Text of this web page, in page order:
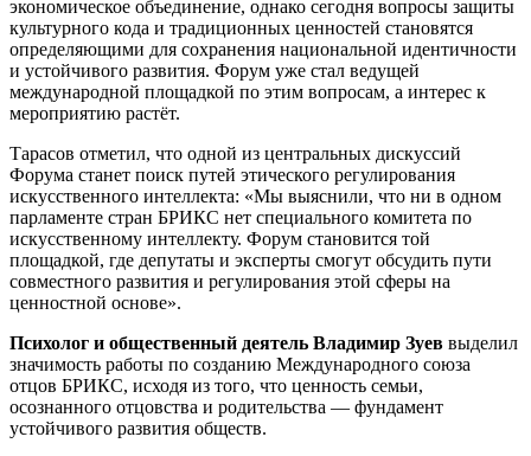
экономическое объединение, однако сегодня вопросы защиты
культурного кода и традиционных ценностей становятся
определяющими для сохранения национальной идентичности
и устойчивого развития. Форум уже стал ведущей
международной площадкой по этим вопросам, а интерес к
мероприятию растёт.
Тарасов отметил, что одной из центральных дискуссий
Форума станет поиск путей этического регулирования
искусственного интеллекта: «Мы выяснили, что ни в одном
парламенте стран БРИКС нет специального комитета по
искусственному интеллекту. Форум становится той
площадкой, где депутаты и эксперты смогут обсудить пути
совместного развития и регулирования этой сферы на
ценностной основе».
Психолог и общественный деятель Владимир Зуев выделил
значимость работы по созданию Международного союза
отцов БРИКС, исходя из того, что ценность семьи,
осознанного отцовства и родительства — фундамент
устойчивого развития обществ.